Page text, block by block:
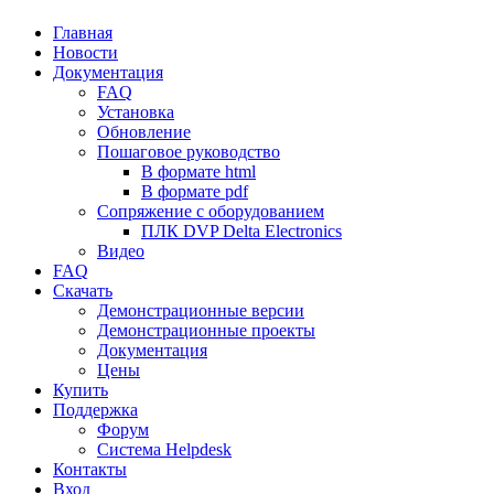
Главная
Новости
Документация
FAQ
Установка
Обновление
Пошаговое руководство
В формате html
В формате pdf
Сопряжение с оборудованием
ПЛК DVP Delta Electronics
Видео
FAQ
Скачать
Демонстрационные версии
Демонстрационные проекты
Документация
Цены
Купить
Поддержка
Форум
Система Helpdesk
Контакты
Вход